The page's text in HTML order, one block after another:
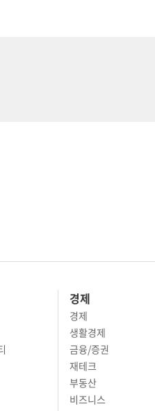
경제
경제
생활경제
금융/증권
재테크